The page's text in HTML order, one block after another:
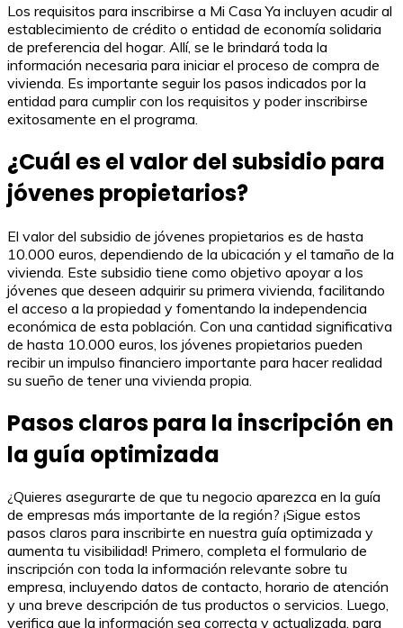
Los requisitos para inscribirse a Mi Casa Ya incluyen acudir al
establecimiento de crédito o entidad de economía solidaria
de preferencia del hogar. Allí, se le brindará toda la
información necesaria para iniciar el proceso de compra de
vivienda. Es importante seguir los pasos indicados por la
entidad para cumplir con los requisitos y poder inscribirse
exitosamente en el programa.
¿Cuál es el valor del subsidio para
jóvenes propietarios?
El valor del subsidio de jóvenes propietarios es de hasta
10.000 euros, dependiendo de la ubicación y el tamaño de la
vivienda. Este subsidio tiene como objetivo apoyar a los
jóvenes que deseen adquirir su primera vivienda, facilitando
el acceso a la propiedad y fomentando la independencia
económica de esta población. Con una cantidad significativa
de hasta 10.000 euros, los jóvenes propietarios pueden
recibir un impulso financiero importante para hacer realidad
su sueño de tener una vivienda propia.
Pasos claros para la inscripción en
la guía optimizada
¿Quieres asegurarte de que tu negocio aparezca en la guía
de empresas más importante de la región? ¡Sigue estos
pasos claros para inscribirte en nuestra guía optimizada y
aumenta tu visibilidad! Primero, completa el formulario de
inscripción con toda la información relevante sobre tu
empresa, incluyendo datos de contacto, horario de atención
y una breve descripción de tus productos o servicios. Luego,
verifica que la información sea correcta y actualizada, para